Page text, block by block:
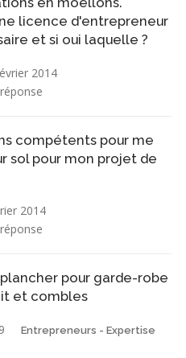
licence d'entrepreneur
et si oui laquelle ?
2014
compétents pour me
sol pour mon projet de
2014
pour garde-robe
et combles
Entrepreneurs - Expertise